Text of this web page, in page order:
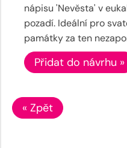
nápisu 'Nevěsta' v
pozadí. Ideální pro
památky za ten
Přidat do návrhu »
« Zpět